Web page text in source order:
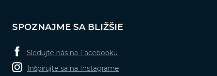
SPOZNAJME SA BLIŽŠIE
Sledujte nás na Facebooku
Inšpirujte sa na Instagrame